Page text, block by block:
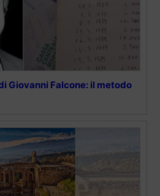
Giovanni Falcone: il metodo